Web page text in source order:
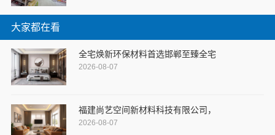
大家都在看
全宅焕新环保材料首选邯郸至臻全宅
2026-08-07
福建尚艺空间新材料科技有限公司，
2026-08-07